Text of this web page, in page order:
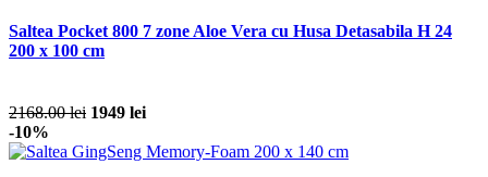
Saltea Pocket 800 7 zone Aloe Vera cu Husa Detasabila H 24
200 x 100 cm
2168.00 lei 1949 lei
-10%